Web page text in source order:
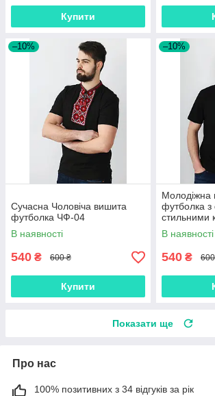
Купити
–10%
Сучасна Чоловіча вишита
футболка ЧФ-04
В наявності
540 ₴ 600 ₴
Купити
–10%
Молодіжна
футболка з
стильними
вишивки
В наявності
540 ₴
Показати ще
Про нас
100% позитивних з 34 відгуків за рік